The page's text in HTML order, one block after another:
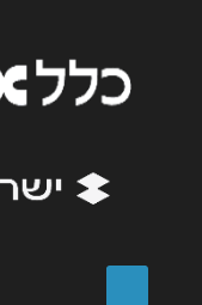
הודעה*